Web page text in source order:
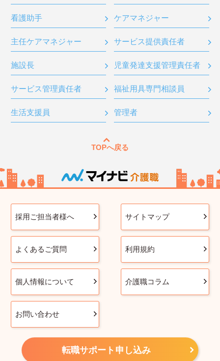
看護助手 ケアマネジャー
主任ケアマネジャー サービス提供責任者
施設長 児童発達支援管理責任者
サービス管理責任者 福祉用具専門相談員
生活支援員 管理者
TOPへ戻る
採用ご担当者様へ サイトマップ
よくあるご質問 利用規約
個人情報について 介護職コラム
お問い合わせ
転職サポート申し込み